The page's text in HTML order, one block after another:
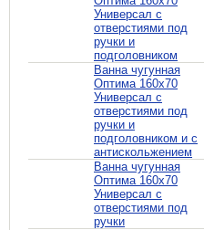
Универсал с
отверстиями под
ручки и
подголовником
Ванна чугунная
Оптима 160х70
Универсал с
отверстиями под
ручки и
подголовником и с
антискольжением
Ванна чугунная
Оптима 160х70
Универсал с
отверстиями под
ручки